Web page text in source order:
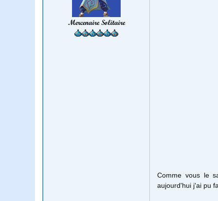
Mercenaire Solitaire
Comme vous le
aujourd'hui j'ai pu